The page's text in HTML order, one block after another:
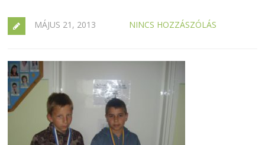
MÁJUS 21, 2013 NINCS HOZZÁSZÓLÁS